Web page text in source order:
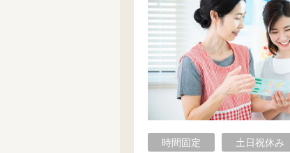
時間固定
土日祝休み
書類対応なし
初心者歓迎
マイカー通勤
単発保育士とし
〜